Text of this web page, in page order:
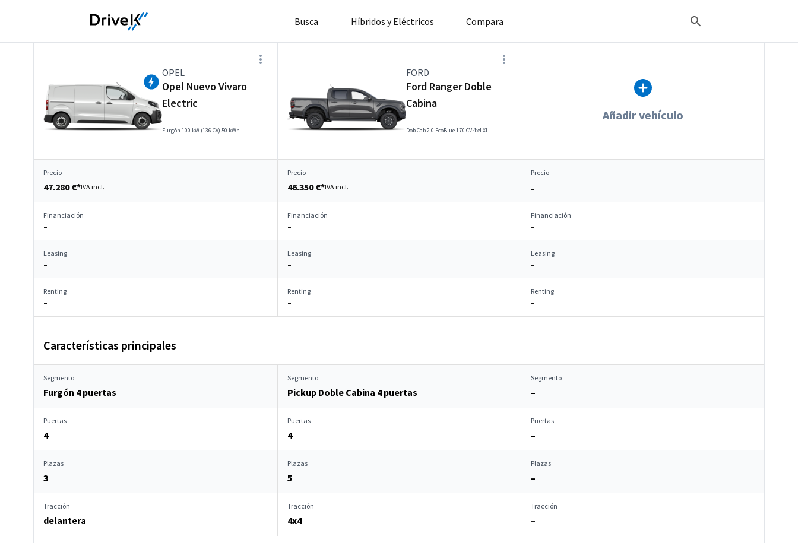
Busca Híbridos y Eléctricos Compara
OPEL
Opel Nuevo Vivaro
Electric
Furgón 100 kW (136 CV) 50 kWh
FORD
Ford Ranger Doble
Cabina
Dob Cab 2.0 EcoBlue 170 CV 4x4 XL
Añadir vehículo
Precio
47.280 €*IVA incl.
Precio
46.350 €*IVA incl.
Precio
–
Financiación
–
Financiación
–
Financiación
–
Leasing
–
Leasing
–
Leasing
–
Renting
–
Renting
–
Renting
–
Características principales
Segmento
Furgón 4 puertas
Segmento
Pickup Doble Cabina 4 puertas
Segmento
–
Puertas
4
Puertas
4
Puertas
–
Plazas
3
Plazas
5
Plazas
–
Tracción
delantera
Tracción
4x4
Tracción
–